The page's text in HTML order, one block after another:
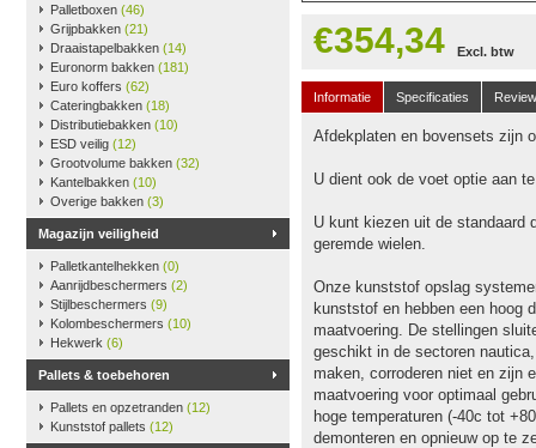
Palletboxen (46)
Grijpbakken (21)
Draaistapelbakken (14)
Euronorm bakken (181)
Euro koffers (62)
Cateringbakken (18)
Distributiebakken (10)
ESD veilig (12)
Grootvolume bakken (32)
Kantelbakken (10)
Overige bakken (3)
Magazijn veiligheid
Palletkantelhekken (0)
Aanrijdbeschermers (2)
Stijlbeschermers (9)
Kolombeschermers (10)
Hekwerk (6)
Pallets & toebehoren
Pallets en opzetranden (12)
Kunststof pallets (12)
€354,34 Excl. btw
Informatie Specificaties
Afdekplaten en bovensets zijn
U dient ook de voet optie aan
U kunt kiezen uit de standaard
geremde wielen.
Onze kunststof opslag
kunststof en hebben een hoog
maatvoering. De stellingen
geschikt in de sectoren
maken, corroderen niet en zijn
maatvoering voor optimaal
hoge temperaturen (-40c tot
demonteren en opnieuw op te